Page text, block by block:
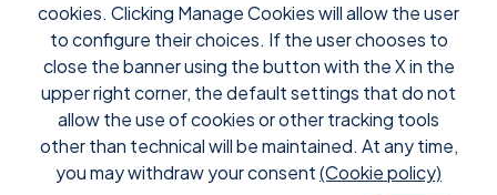
cookies. Clicking Manage Cookies will allow the user
to configure their choices. If the user chooses to
close the banner using the button with the X in the
upper right corner, the default settings that do not
allow the use of cookies or other tracking tools
other than technical will be maintained. At any time,
you may withdraw your consent(Cookie policy)
Comparte tu licencia con
otros usuarios
Con Supremo Professional puedes
asignar de forma remota y encriptada tu
código de activación de licencia a